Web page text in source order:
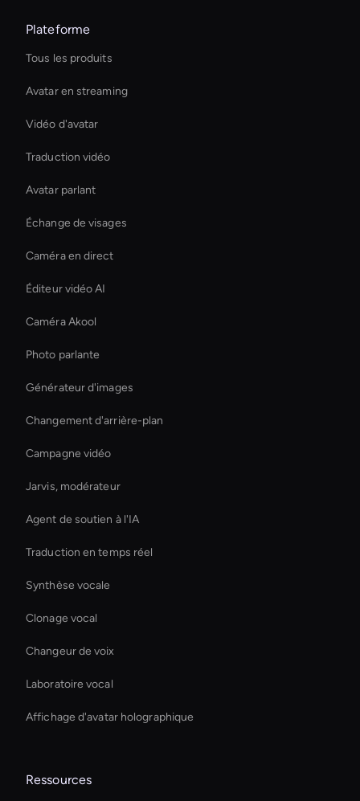
Plateforme
Tous les produits
Avatar en streaming
Vidéo d'avatar
Traduction vidéo
Avatar parlant
Échange de visages
Caméra en direct
Éditeur vidéo AI
Caméra Akool
Photo parlante
Générateur d'images
Changement d'arrière-plan
Campagne vidéo
Jarvis, modérateur
Agent de soutien à l'IA
Traduction en temps réel
Synthèse vocale
Clonage vocal
Changeur de voix
Laboratoire vocal
Affichage d'avatar holographique
Ressources